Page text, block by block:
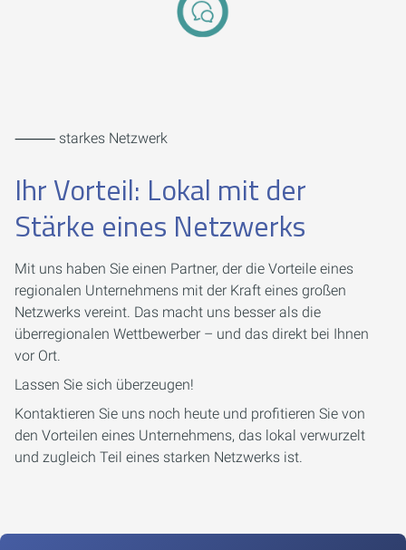
⸻ starkes Netzwerk
Ihr Vorteil: Lokal mit der
Stärke eines Netzwerks
Mit uns haben Sie einen Partner, der die Vorteile eines
regionalen Unternehmens mit der Kraft eines großen
Netzwerks vereint. Das macht uns besser als die
überregionalen Wettbewerber – und das direkt bei Ihnen
vor Ort.
Lassen Sie sich überzeugen!
Kontaktieren Sie uns noch heute und profitieren Sie von
den Vorteilen eines Unternehmens, das lokal verwurzelt
und zugleich Teil eines starken Netzwerks ist.